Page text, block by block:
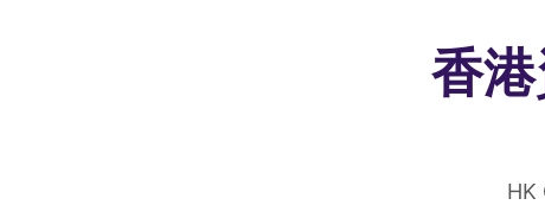
香
HK